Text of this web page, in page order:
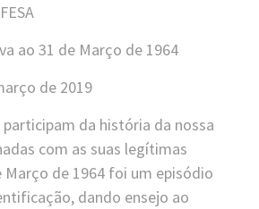
ao 31 de Março de 1964
de 2019
da história da nossa
com as suas legítimas
Março de 1964 foi um episódio
dando ensejo ao